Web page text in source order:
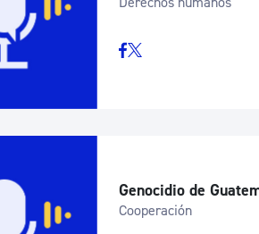
Genocidio de
Cooperación